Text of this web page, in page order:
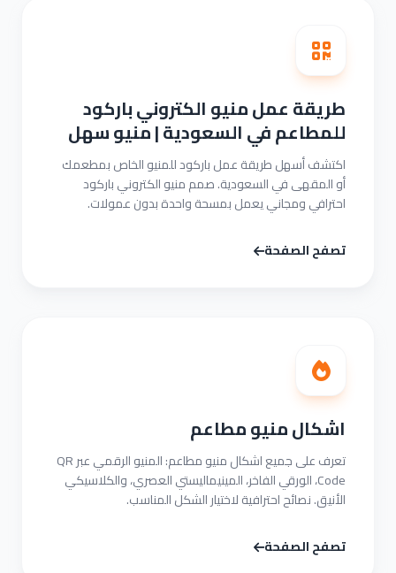
طريقة عمل منيو الكتروني باركود
للمطاعم في السعودية | منيو سهل
اكتشف أسهل طريقة عمل باركود للمنيو الخاص بمطعمك
أو المقهى في السعودية. صمم منيو الكتروني باركود
احترافي ومجاني يعمل بمسحة واحدة بدون عمولات.
تصفح الصفحة
اشكال منيو مطاعم
تعرف على جميع اشكال منيو مطاعم: المنيو الرقمي عبر QR
Code، الورقي الفاخر، المينيماليستي العصري، والكلاسيكي
الأنيق. نصائح احترافية لاختيار الشكل المناسب.
تصفح الصفحة